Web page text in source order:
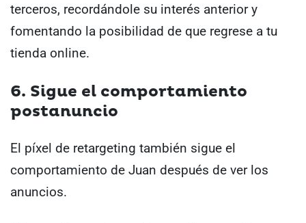
terceros, recordándole su interés anterior y
fomentando la posibilidad de que regrese a tu
tienda online.
6. Sigue el comportamiento
postanuncio
El píxel de retargeting también sigue el
comportamiento de Juan después de ver los
anuncios.